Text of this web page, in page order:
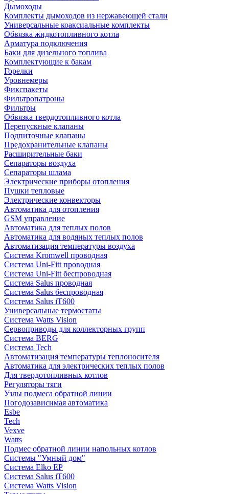
Дымоходы
Комплекты дымоходов из нержавеющей стали
Универсальные коаксиальные комплекты
Обвязка жидкотопливного котла
Арматура подключения
Баки для дизельного топлива
Комплектующие к бакам
Горелки
Уровнемеры
Фикспакеты
Фильтропатроны
Фильтры
Обвязка твердотопливного котла
Перепускные клапаны
Подпиточные клапаны
Предохранительные клапаны
Расширительные баки
Сепараторы воздуха
Сепараторы шлама
Электрические приборы отопления
Пушки тепловые
Электрические конвекторы
Автоматика для отопления
GSM управление
Автоматика для теплых полов
Автоматика для водяных теплых полов
Автоматизация температуры воздуха
Система Kromwell проводная
Система Uni-Fitt проводная
Система Uni-Fitt беспроводная
Система Salus проводная
Система Salus беспроводная
Система Salus iT600
Универсальные термостаты
Система Watts Vision
Сервоприводы для коллекторных групп
Система BERG
Система Tech
Автоматизация температуры теплоносителя
Автоматика для электрических теплых полов
Для твердотопливных котлов
Регуляторы тяги
Узлы подмеса обратной линии
Погодозависимая автоматика
Esbe
Tech
Vexve
Watts
Подмес обратной линии напольных котлов
Системы "Умный дом"
Система Elko EP
Система Salus iT600
Система Watts Vision